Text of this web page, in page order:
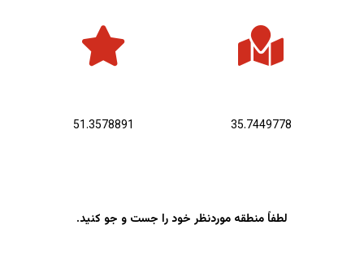
35.7449778
51.3578891
لطفاً منطقه موردنظر خود را جست و جو کنید.